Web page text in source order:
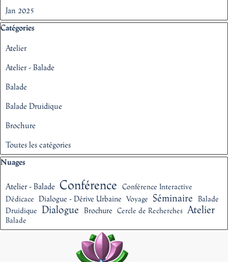
Jan 2025
Sauter le bloc Catégories
Catégories
Atelier
Atelier - Balade
Balade
Balade Druidique
Brochure
Toutes les catégories
Sauter le bloc Nuages
Nuages
Atelier - Balade Conférence
Conférence Interactive
Dédicace Dialogue - Dérive Urbaine Voyage Séminaire
Balade
Druidique Dialogue Brochure Cercle de Recherches Atelier
Balade